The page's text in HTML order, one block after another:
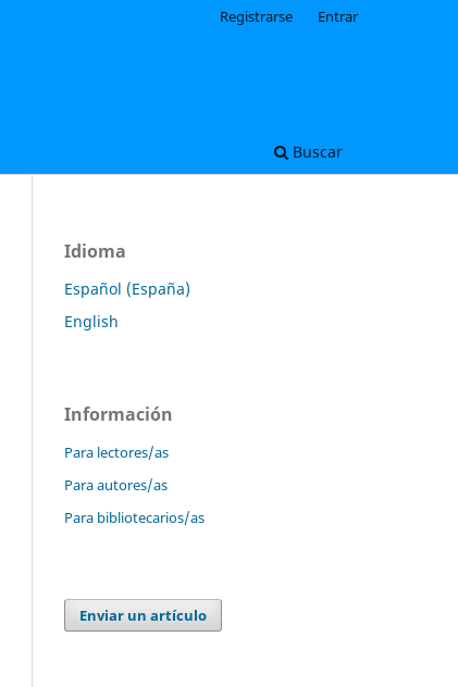
Buscar
Registrarse Entrar
Idioma
Español (España)
English
Información
Para lectores/as
Para autores/as
Para bibliotecarios/as
Enviar un artículo